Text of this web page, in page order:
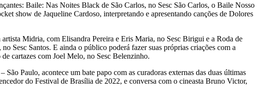
Baile: Nas Noites Black de São Carlos, no Sesc São Carlos, o Baile Nosso
show de Jaqueline Cardoso, interpretando e apresentando canções de Dolores
Midria, com Elisandra Pereira e Eris Maria, no Sesc Birigui e a Roda de
Sesc Santos. E ainda o público poderá fazer suas próprias criações com a
cartazes com Joel Melo, no Sesc Belenzinho.
Paulo, acontece um bate papo com as curadoras externas das duas últimas
do Festival de Brasília de 2022, e conversa com o cineasta Bruno Victor,